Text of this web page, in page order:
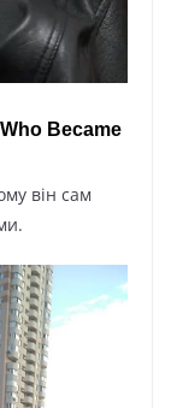
він сам